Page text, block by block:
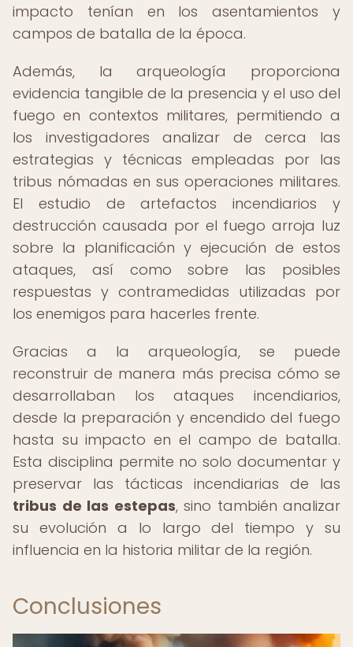
impacto tenían en los asentamientos y
campos de batalla de la época.
Además, la arqueología proporciona
evidencia tangible de la presencia y el uso del
fuego en contextos militares, permitiendo a
los investigadores analizar de cerca las
estrategias y técnicas empleadas por las
tribus nómadas en sus operaciones militares.
El estudio de artefactos incendiarios y
destrucción causada por el fuego arroja luz
sobre la planificación y ejecución de estos
ataques, así como sobre las posibles
respuestas y contramedidas utilizadas por
los enemigos para hacerles frente.
Gracias a la arqueología, se puede
reconstruir de manera más precisa cómo se
desarrollaban los ataques incendiarios,
desde la preparación y encendido del fuego
hasta su impacto en el campo de batalla.
Esta disciplina permite no solo documentar y
preservar las tácticas incendiarias de las
tribus de las estepas, sino también analizar
su evolución a lo largo del tiempo y su
influencia en la historia militar de la región.
Conclusiones